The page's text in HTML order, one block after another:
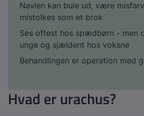
Navlen kan bule ud, være
mistolkes som et brok
Ses oftest hos spædbørn - men
unge og sjældent hos voksne
Behandlingen er operation med
Hvad er urachus?